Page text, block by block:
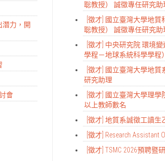
潛力，開
會
聡教授） 誠徵專任研究助
[徵才] 國立臺灣大學地
聡教授） 誠徵專任研究助
[徵才] 中央研究院 環境
學程－地球系統科學學程
[徵才] 國立臺灣大學地
研究助理
[徵才] 國立臺灣大學理
以上教師數名
[徵才] 地質系誠徵工讀生
[徵才] Research Assistant
[徵才] TSMC 2026預聘暨